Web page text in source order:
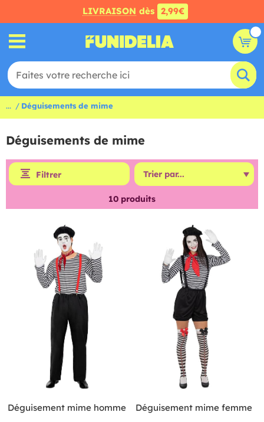
LIVRAISON dès 2,99€
... Déguisements de mime
Déguisements de mime
Filtrer
10 produits
Déguisement mime homme Déguisement mime femme